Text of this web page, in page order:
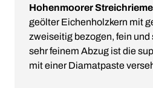
Hohenmoorer
geölter Eichenholzkern mit
zweiseitig bezogen, fein und
sehr feinem Abzug ist die
mit einer Diamatpaste